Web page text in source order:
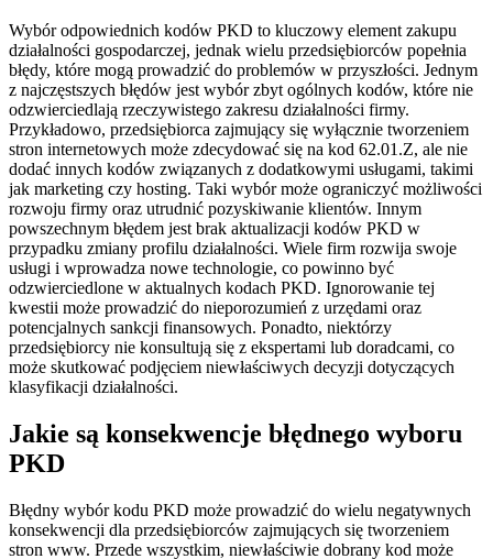
Wybór odpowiednich kodów PKD to kluczowy element zakupu
działalności gospodarczej, jednak wielu przedsiębiorców popełnia
błędy, które mogą prowadzić do problemów w przyszłości. Jednym
z najczęstszych błędów jest wybór zbyt ogólnych kodów, które nie
odzwierciedlają rzeczywistego zakresu działalności firmy.
Przykładowo, przedsiębiorca zajmujący się wyłącznie tworzeniem
stron internetowych może zdecydować się na kod 62.01.Z, ale nie
dodać innych kodów związanych z dodatkowymi usługami, takimi
jak marketing czy hosting. Taki wybór może ograniczyć możliwości
rozwoju firmy oraz utrudnić pozyskiwanie klientów. Innym
powszechnym błędem jest brak aktualizacji kodów PKD w
przypadku zmiany profilu działalności. Wiele firm rozwija swoje
usługi i wprowadza nowe technologie, co powinno być
odzwierciedlone w aktualnych kodach PKD. Ignorowanie tej
kwestii może prowadzić do nieporozumień z urzędami oraz
potencjalnych sankcji finansowych. Ponadto, niektórzy
przedsiębiorcy nie konsultują się z ekspertami lub doradcami, co
może skutkować podjęciem niewłaściwych decyzji dotyczących
klasyfikacji działalności.
Jakie są konsekwencje błędnego wyboru
PKD
Błędny wybór kodu PKD może prowadzić do wielu negatywnych
konsekwencji dla przedsiębiorców zajmujących się tworzeniem
stron www. Przede wszystkim, niewłaściwie dobrany kod może